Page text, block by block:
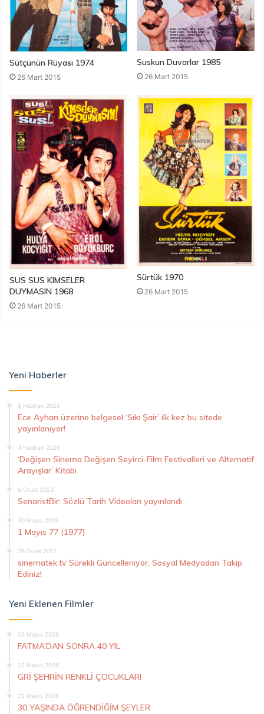
Sütçünün Rüyası 1974
26 Mart 2015
Suskun Duvarlar 1985
26 Mart 2015
SUS SUS KIMSELER
DUYMASIN 1968
26 Mart 2015
Sürtük 1970
26 Mart 2015
Yeni Haberler
5 Haziran 2025
Ece Ayhan üzerine belgesel ‘Sıkı Şair’ ilk kez bu sitede
yayınlanıyor!
4 Haziran 2025
‘Değişen Sinema Değişen Seyirci-Film Festivalleri ve Alternatif
Arayışlar’ Kitabı
6 Ocak 2023
SenaristBir: Sözlü Tarih Videoları yayınlandı
30 Mayıs 2015
1 Mayıs 77 (1977)
26 Ocak 2015
sinematek.tv Sürekli Güncelleniyor, Sosyal Medyadan Takip
Ediniz!
Yeni Eklenen Filmler
23 Mayıs 2026
FATMA’DAN SONRA 40 YIL
22 Mayıs 2026
GRİ ŞEHRİN RENKLİ ÇOCUKLARI
22 Mayıs 2026
30 YAŞINDA ÖĞRENDİĞİM ŞEYLER